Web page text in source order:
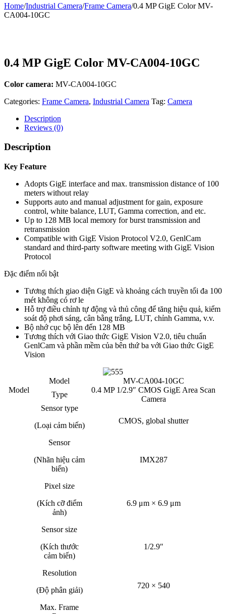
Home/Industrial Camera/Frame Camera/0.4 MP GigE Color MV-
CA004-10GC
0.4 MP GigE Color MV-CA004-10GC
Color camera: MV-CA004-10GC
Categories: Frame Camera, Industrial Camera Tag: Camera
Description
Reviews (0)
Description
Key Feature
Adopts GigE interface and max. transmission distance of 100
meters without relay
Supports auto and manual adjustment for gain, exposure
control, white balance, LUT, Gamma correction, and etc.
Up to 128 MB local memory for burst transmission and
retransmission
Compatible with GigE Vision Protocol V2.0, GenlCam
standard and third-party software meeting with GigE Vision
Protocol
Đặc điểm nổi bật
Tương thích giao diện GigE và khoảng cách truyền tối đa 100
mét không có rơ le
Hỗ trợ điều chỉnh tự động và thủ công để tăng hiệu quả, kiểm
soát độ phơi sáng, cân bằng trắng, LUT, chỉnh Gamma, v.v.
Bộ nhớ cục bộ lên đến 128 MB
Tương thích với Giao thức GigE Vision V2.0, tiêu chuẩn
GenlCam và phần mềm của bên thứ ba với Giao thức GigE
Vision
Model
Model
MV-CA004-10GC
Type
0.4 MP 1/2.9″ CMOS GigE Area Scan
Camera
Sensor type
(Loại cảm biến)
CMOS, global shutter
Sensor
(Nhãn hiệu cảm
biến)
IMX287
Pixel size
(Kích cỡ điểm
ảnh)
6.9 μm × 6.9 μm
Sensor size
(Kích thước
cảm biến)
1/2.9″
Resolution
(Độ phân giải)
720 × 540
Max. Frame